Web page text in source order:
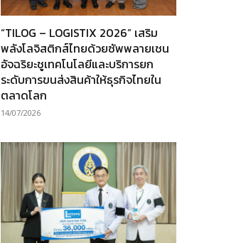
“TILOG – LOGISTIX 2026” เสริม
พลังโลจิสติกส์ไทยด้วยซัพพลายเชน
อัจฉริยะชูเทคโนโลยีและบริการยก
ระดับการขนส่งสินค้าให้ธุรกิจไทยใน
ตลาดโลก
14/07/2026